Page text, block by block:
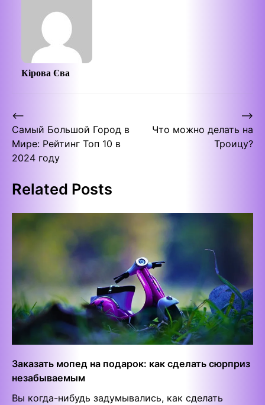
Кірова Єва
Post
navigation
⟵
Самый Большой Город в
Мире: Рейтинг Топ 10 в
2024 году
Что можно делать на
Троицу?
⟶
Related Posts
Заказать мопед на подарок: как сделать сюрприз
незабываемым
Вы когда-нибудь задумывались, как сделать